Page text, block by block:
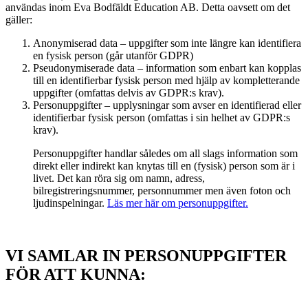
användas inom Eva Bodfäldt Education AB. Detta oavsett om det
gäller:
Anonymiserad data – uppgifter som inte längre kan identifiera
en fysisk person (går utanför GDPR)
Pseudonymiserade data – information som enbart kan kopplas
till en identifierbar fysisk person med hjälp av kompletterande
uppgifter (omfattas delvis av GDPR:s krav).
Personuppgifter – upplysningar som avser en identifierad eller
identifierbar fysisk person (omfattas i sin helhet av GDPR:s
krav).
Personuppgifter handlar således om all slags information som
direkt eller indirekt kan knytas till en (fysisk) person som är i
livet. Det kan röra sig om namn, adress,
bilregistreringsnummer, personnummer men även foton och
ljudinspelningar. Läs mer här om personuppgifter.
VI SAMLAR IN PERSONUPPGIFTER
FÖR ATT KUNNA: